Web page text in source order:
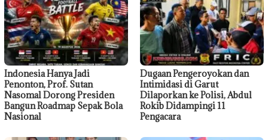
Indonesia Hanya Jadi
Penonton, Prof. Sutan
Nasomal Dorong Presiden
Bangun Roadmap Sepak Bola
Nasional
Dugaan Pengeroyokan dan
Intimidasi di Garut
Dilaporkan ke Polisi, Abdul
Rokib Didampingi 11
Pengacara